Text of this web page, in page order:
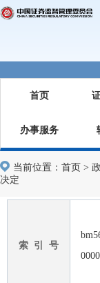
首页
办事服务
当前位置： 首页 >
决定
索 引 号